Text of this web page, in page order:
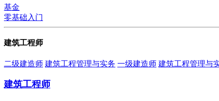
基金
零基础入门
建筑工程师
二级建造师 建筑工程管理与实务 一级建造师 建筑工程管理与
建筑工程师